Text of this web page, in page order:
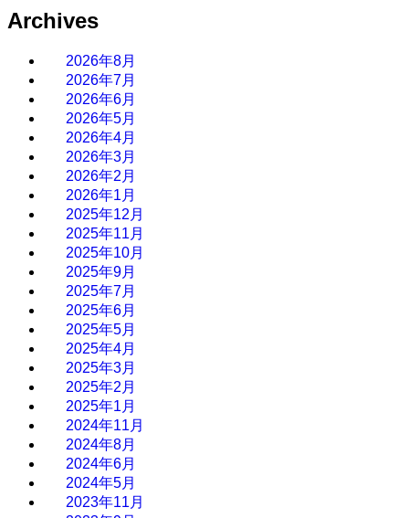
Archives
2026年8月
2026年7月
2026年6月
2026年5月
2026年4月
2026年3月
2026年2月
2026年1月
2025年12月
2025年11月
2025年10月
2025年9月
2025年7月
2025年6月
2025年5月
2025年4月
2025年3月
2025年2月
2025年1月
2024年11月
2024年8月
2024年6月
2024年5月
2023年11月